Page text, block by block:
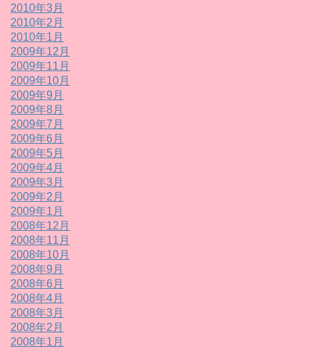
2010年3月
2010年2月
2010年1月
2009年12月
2009年11月
2009年10月
2009年9月
2009年8月
2009年7月
2009年6月
2009年5月
2009年4月
2009年3月
2009年2月
2009年1月
2008年12月
2008年11月
2008年10月
2008年9月
2008年6月
2008年4月
2008年3月
2008年2月
2008年1月